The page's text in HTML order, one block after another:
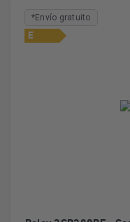
*Envío gratuito
E